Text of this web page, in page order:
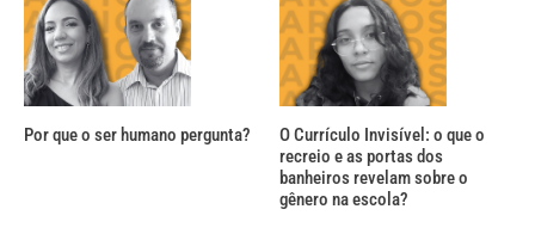
Por que o ser humano pergunta?
O Currículo Invisível: o que o
recreio e as portas dos
banheiros revelam sobre o
gênero na escola?